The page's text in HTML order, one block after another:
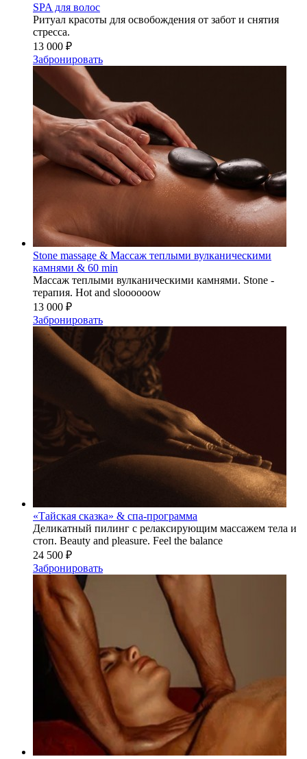
SPA для волос
Ритуал красоты для освобождения от забот и снятия
стресса.
13 000 ₽
Забронировать
Stone massage & Массаж теплыми вулканическими
камнями & 60 min
Массаж теплыми вулканическими камнями. Stone -
терапия. Hot and sloooooow
13 000 ₽
Забронировать
«Тайская сказка» & спа-программа
Деликатный пилинг с релаксирующим массажем тела и
стоп. Beauty and pleasure. Feel the balance
24 500 ₽
Забронировать